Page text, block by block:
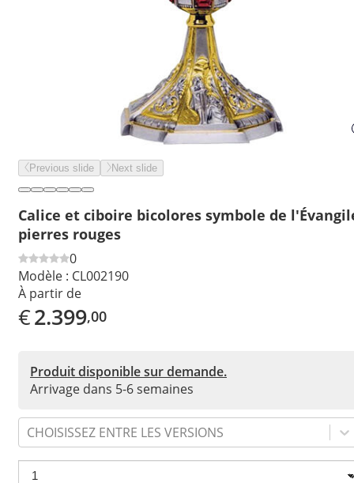
Previous slide Next slide
Calice et ciboire bicolores symbole de
pierres rouges
0
Modèle : CL002190
À partir de
€2.399,00
Produit disponible sur demande.
Arrivage dans 5-6 semaines
CHOISISSEZ ENTRE LES VERSIONS